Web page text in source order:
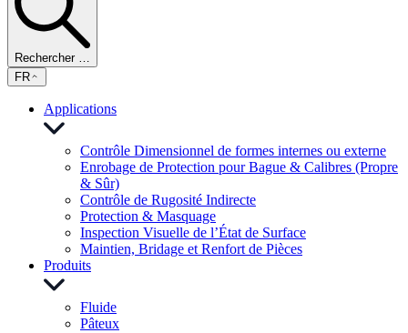
Rechercher …
FR
Applications
Contrôle Dimensionnel de formes internes ou externe
Enrobage de Protection pour Bague & Calibres (Propre
& Sûr)
Contrôle de Rugosité Indirecte
Protection & Masquage
Inspection Visuelle de l’État de Surface
Maintien, Bridage et Renfort de Pièces
Produits
Fluide
Pâteux